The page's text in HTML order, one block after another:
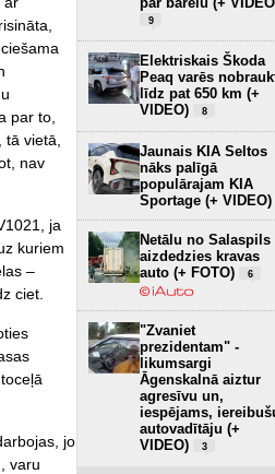
par to,
vietā,
nav
ja
kuriem
–
ciet.
jo
varu
9
Elektriskais Škoda
Peaq varēs
līdz pat 650 km (+
VIDEO)
8
Jaunais KIA Seltos
nāks palīgā
populārajam KIA
Sportage (+ VIDEO)
Netālu no Salaspils
aizdedzies kravas
auto (+ FOTO)
6
"Zvaniet
prezidentam" -
likumsargi
Āgenskalnā aiztur
agresīvu un,
iespējams,
autovadītāju (+
VIDEO)
3